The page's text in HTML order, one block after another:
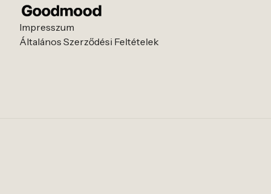
Impresszum
Általános Szerződési Feltételek